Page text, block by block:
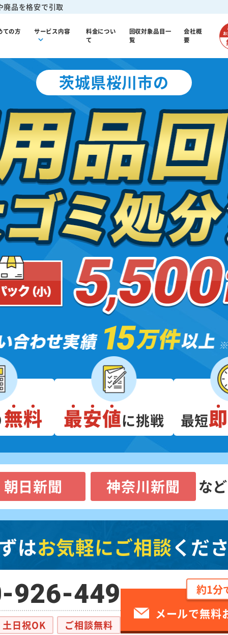
廃品を格安で引取
ての方 サービス内容
料金につい
て
回収対象品目一
覧
会社概
要
茨城県桜川市の
無料 最安値に挑戦 最短
朝日新聞 神奈川新聞 な
はお気軽にご相談くだ
926-449
土日祝OK ご相談無料
約1分
メールで無料